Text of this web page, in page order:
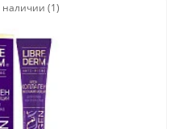
наличии (1)